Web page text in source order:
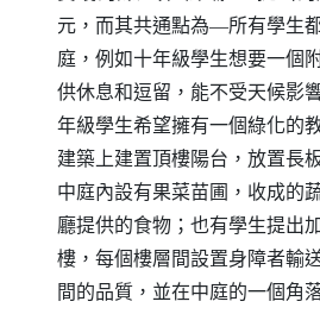
元，而其共通點為—所有學生
庭，例如十年級學生想要一個
供休息和逗留，能不受天候影
年級學生希望擁有一個綠化的
建築上建置頂樓陽台，放置長
中庭內設有果菜苗圃，收成的
廳提供的食物；也有學生提出
樓，每個樓層間設置身障者輸
間的品質，並在中庭的一個角